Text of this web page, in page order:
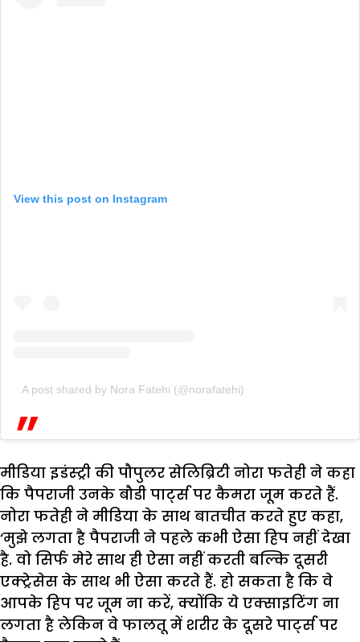
View this post on Instagram
A post shared by Nora Fatehi (@norafatehi)
मीडिया इडंस्ट्री की पौपुलर सेलिब्रिटी नोरा फतेही ने कहा
कि पैपराजी उनके बौडी पार्ट्स पर कैमरा जूम करते हैं.
नोरा फतेही ने मीडिया के साथ बातचीत करते हुए कहा,
‘मुझे लगता है पैपराजी ने पहले कभी ऐसा हिप नहीं देखा
है. वो सिर्फ मेरे साथ ही ऐसा नहीं करती बल्कि दूसरी
एक्ट्रेसेस के साथ भी ऐसा करते हैं. हो सकता है कि वे
आपके हिप पर जूम ना करें, क्योंकि ये एक्साइटिंग ना
लगता है लेकिन वे फालतू में शरीर के दूसरे पार्ट्स पर